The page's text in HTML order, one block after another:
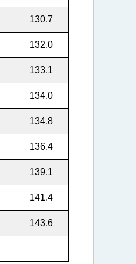
130.7
132.0
133.1
134.0
134.8
136.4
139.1
141.4
143.6